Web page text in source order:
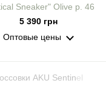
Sneaker" Olive р. 46
5 390 грн
Оптовые цены